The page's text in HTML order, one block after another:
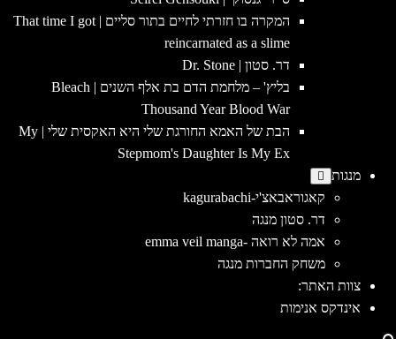
המקרה בו חזרתי לחיים בתור סליים | That time I got
reincarnated as a slime
דר. סטון | Dr. Stone
בליץ' – מלחמת הדם בת אלף השנים | Bleach
Thousand Year Blood War
הבת של האמא החורגת שלי היא האקסית שלי | My
Stepmom's Daughter Is My Ex
מנגות
קאגוראבאצ'י-kagurabachi
דר. סטון מנגה
אמה לא רואה -emma veil manga
משחק החברות מנגה
צוות האתר:
אינדקס אנימות